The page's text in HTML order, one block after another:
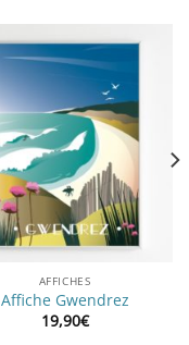
AFFICHES
Affiche Gwendrez
19,90€